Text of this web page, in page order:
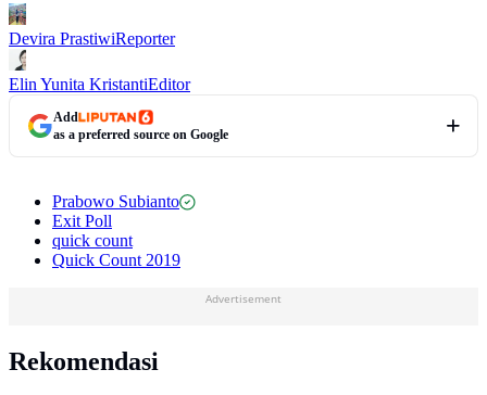
Devira PrastiwiReporter
Elin Yunita KristantiEditor
Add
as a preferred source on Google
Prabowo Subianto
Exit Poll
quick count
Quick Count 2019
Advertisement
Rekomendasi